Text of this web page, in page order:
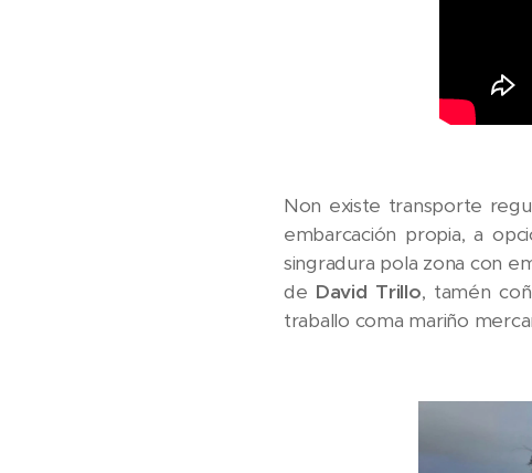
Non existe transporte
embarcación propia, a
singradura pola zona con
de David Trillo, tamén
traballo coma mariño